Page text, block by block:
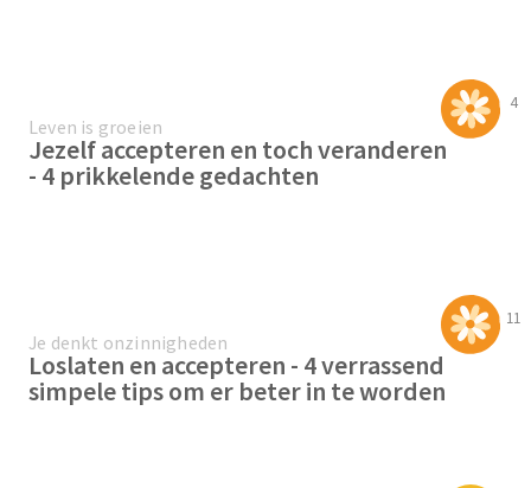
4
Leven is groeien
Jezelf accepteren en toch veranderen
- 4 prikkelende gedachten
11
Je denkt onzinnigheden
Loslaten en accepteren - 4 verrassend
simpele tips om er beter in te worden